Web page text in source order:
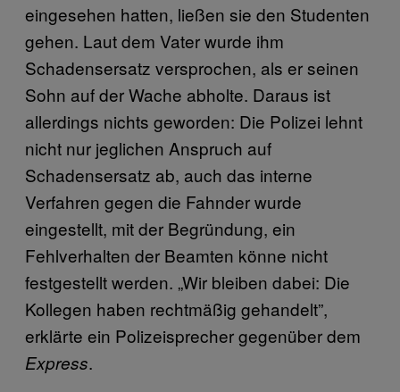
eingesehen hatten, ließen sie den Studenten
gehen. Laut dem Vater wurde ihm
Schadensersatz versprochen, als er seinen
Sohn auf der Wache abholte. Daraus ist
allerdings nichts geworden: Die Polizei lehnt
nicht nur jeglichen Anspruch auf
Schadensersatz ab, auch das interne
Verfahren gegen die Fahnder wurde
eingestellt, mit der Begründung, ein
Fehlverhalten der Beamten könne nicht
festgestellt werden. „Wir bleiben dabei: Die
Kollegen haben rechtmäßig gehandelt”,
erklärte ein Polizeisprecher gegenüber dem
Express.